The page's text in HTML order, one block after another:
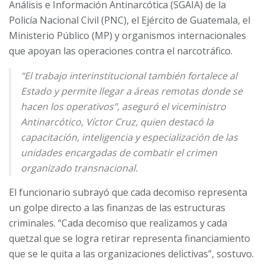
Análisis e Información Antinarcótica (SGAIA) de la
Policía Nacional Civil (PNC), el Ejército de Guatemala, el
Ministerio Público (MP) y organismos internacionales
que apoyan las operaciones contra el narcotráfico.
“El trabajo interinstitucional también fortalece al
Estado y permite llegar a áreas remotas donde se
hacen los operativos”, aseguró el viceministro
Antinarcótico, Víctor Cruz, quien destacó la
capacitación, inteligencia y especialización de las
unidades encargadas de combatir el crimen
organizado transnacional.
El funcionario subrayó que cada decomiso representa
un golpe directo a las finanzas de las estructuras
criminales. “Cada decomiso que realizamos y cada
quetzal que se logra retirar representa financiamiento
que se le quita a las organizaciones delictivas”, sostuvo.